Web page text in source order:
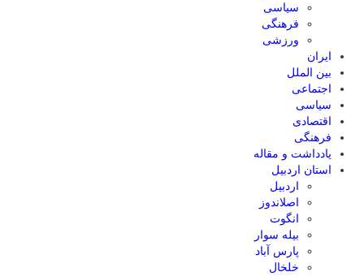
سیاسی
فرهنگی
ورزشی
ایران
بین الملل
اجتماعی
سیاسی
اقتصادی
فرهنگی
یادداشت و مقاله
استان اردبیل
اردبیل
اصلاندوز
انگوت
بیله سوار
پارس آباد
خلخال